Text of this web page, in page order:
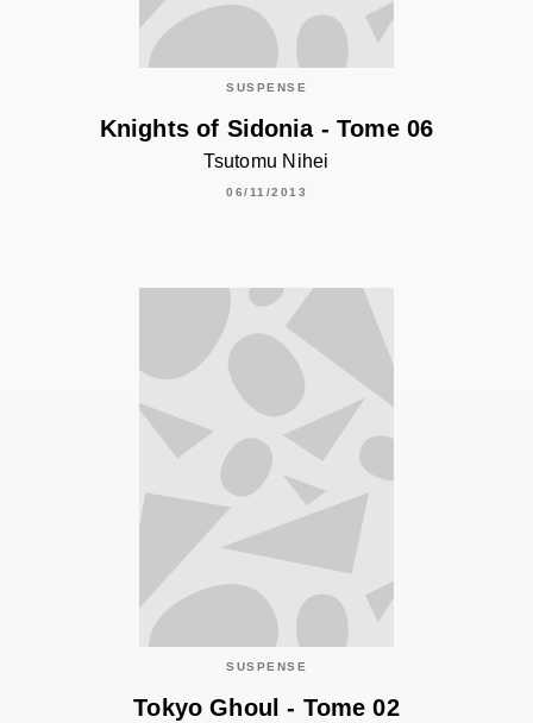
SUSPENSE
Knights of Sidonia - Tome 06
Tsutomu Nihei
06/11/2013
SUSPENSE
Tokyo Ghoul - Tome 02